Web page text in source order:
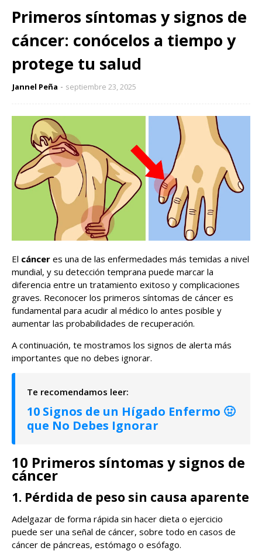
Primeros síntomas y signos de
cáncer: conócelos a tiempo y
protege tu salud
Jannel Peña septiembre 23, 2025
El cáncer es una de las enfermedades más temidas a nivel
mundial, y su detección temprana puede marcar la
diferencia entre un tratamiento exitoso y complicaciones
graves. Reconocer los primeros síntomas de cáncer es
fundamental para acudir al médico lo antes posible y
aumentar las probabilidades de recuperación.
A continuación, te mostramos los signos de alerta más
importantes que no debes ignorar.
10 Signos de un Hígado Enfermo 🤢
que No Debes Ignorar
10 Primeros síntomas y signos de
cáncer
1. Pérdida de peso sin causa aparente
Adelgazar de forma rápida sin hacer dieta o ejercicio
puede ser una señal de cáncer, sobre todo en casos de
cáncer de páncreas, estómago o esófago.